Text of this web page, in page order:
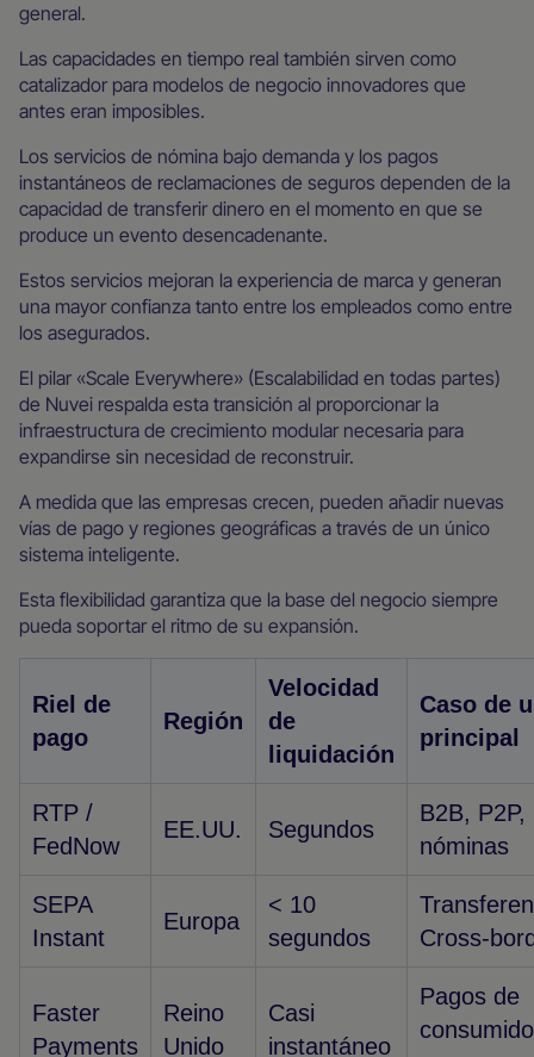
general.
Las capacidades en tiempo real también sirven como
catalizador para modelos de negocio innovadores que
antes eran imposibles.
Los servicios de nómina bajo demanda y los pagos
instantáneos de reclamaciones de seguros dependen de la
capacidad de transferir dinero en el momento en que se
produce un evento desencadenante.
Estos servicios mejoran la experiencia de marca y generan
una mayor confianza tanto entre los empleados como entre
los asegurados.
El pilar «Scale Everywhere» (Escalabilidad en todas partes)
de Nuvei respalda esta transición al proporcionar la
infraestructura de crecimiento modular necesaria para
expandirse sin necesidad de reconstruir.
A medida que las empresas crecen, pueden añadir nuevas
vías de pago y regiones geográficas a través de un único
sistema inteligente.
Esta flexibilidad garantiza que la base del negocio siempre
pueda soportar el ritmo de su expansión.
Riel de
pago
Región
Velocidad
de
liquidación
Caso de
principal
RTP /
FedNow
EE.UU. Segundos
B2B, P2P,
nóminas
SEPA
Instant
Europa
< 10
segundos
Cross-
Faster
Payments
Reino
Unido
Casi
instantáneo
Pagos de